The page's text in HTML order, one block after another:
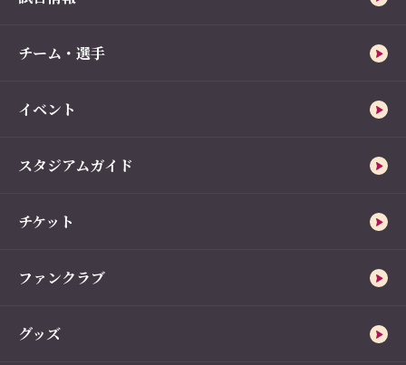
チーム・選手
イベント
スタジアムガイド
チケット
ファンクラブ
グッズ